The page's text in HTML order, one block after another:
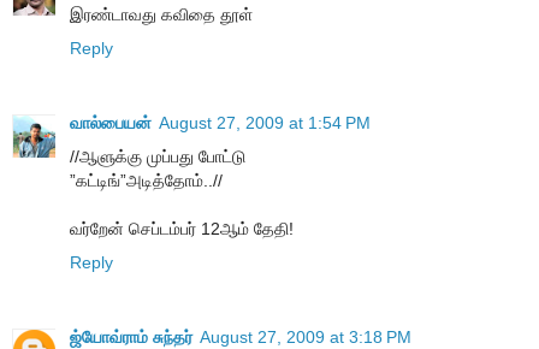
இரண்டாவது கவிதை தூள்
Reply
வால்பையன் August 27, 2009 at 1:54 PM
//ஆளுக்கு முப்பது போட்டு
”கட்டிங்”அடித்தோம்..//
வர்றேன் செப்டம்பர் 12ஆம் தேதி!
Reply
ஜ்யோவ்ராம் சுந்தர் August 27, 2009 at 3:18 PM